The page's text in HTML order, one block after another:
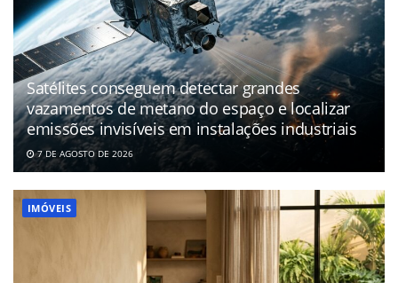
Satélites conseguem detectar grandes
vazamentos de metano do espaço e localizar
emissões invisíveis em instalações industriais
7 DE AGOSTO DE 2026
IMÓVEIS